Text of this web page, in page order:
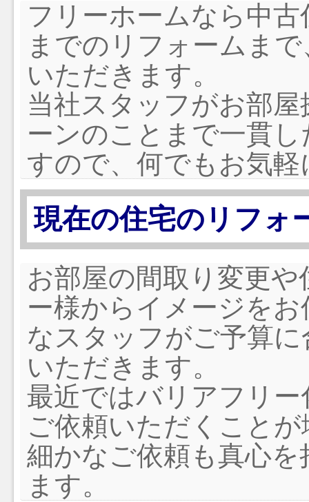
フリーホームなら中
までのリフォームま
いただきます。
当社スタッフがお部
ーンのことまで一貫
すので、何でもお気
現在の住宅のリフォ
お部屋の間取り変更
ー様からイメージを
なスタッフがご予算
いただきます。
最近ではバリアフリ
ご依頼いただくこと
細かなご依頼も真心
ます。